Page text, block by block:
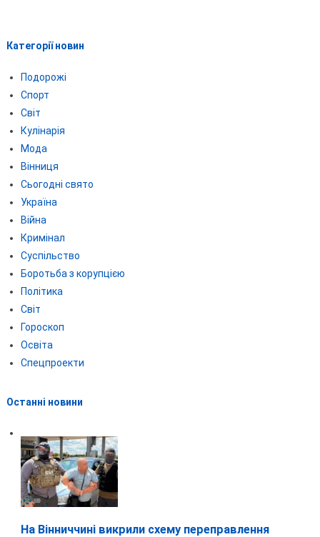
Категорії новин
Подорожі
Спорт
Світ
Кулінарія
Мода
Вінниця
Сьогодні свято
Україна
Війна
Кримінал
Суспільство
Боротьба з корупцією
Політика
Світ
Гороскоп
Освіта
Спецпроекти
Останні новини
На Вінниччині викрили схему переправлення